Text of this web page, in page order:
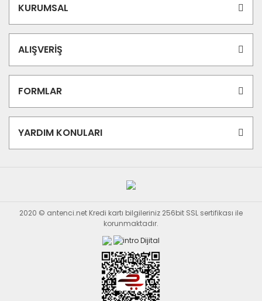
KURUMSAL
ALIŞVERİŞ
FORMLAR
YARDIM KONULARI
2020 © antenci.net Kredi kartı bilgileriniz 256bit SSL sertifikası ile
korunmaktadır.